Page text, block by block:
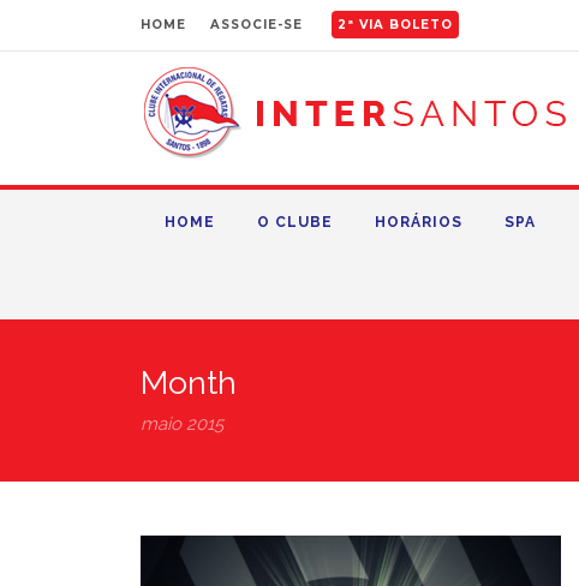
HOME ASSOCIE-SE 2ª VIA BOLETO
HOME O CLUBE HORÁRIOS SPA
Month
maio 2015